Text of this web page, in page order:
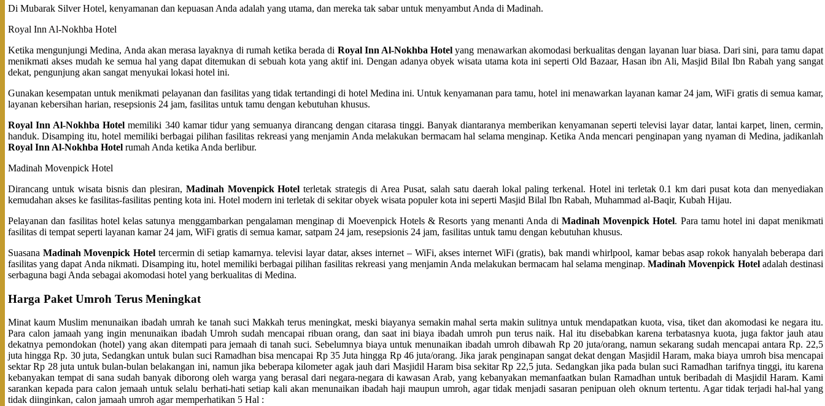
Di Mubarak Silver Hotel, kenyamanan dan kepuasan Anda adalah yang utama, dan mereka tak sabar untuk menyambut Anda di Madinah.
Royal Inn Al-Nokhba Hotel
Ketika mengunjungi Medina, Anda akan merasa layaknya di rumah ketika berada di Royal Inn Al-Nokhba Hotel yang menawarkan akomodasi berkualitas dengan layanan luar biasa. Dari sini, para tamu dapat
menikmati akses mudah ke semua hal yang dapat ditemukan di sebuah kota yang aktif ini. Dengan adanya obyek wisata utama kota ini seperti Old Bazaar, Hasan ibn Ali, Masjid Bilal Ibn Rabah yang sangat
dekat, pengunjung akan sangat menyukai lokasi hotel ini.
Gunakan kesempatan untuk menikmati pelayanan dan fasilitas yang tidak tertandingi di hotel Medina ini. Untuk kenyamanan para tamu, hotel ini menawarkan layanan kamar 24 jam, WiFi gratis di semua kamar,
layanan kebersihan harian, resepsionis 24 jam, fasilitas untuk tamu dengan kebutuhan khusus.
Royal Inn Al-Nokhba Hotel memiliki 340 kamar tidur yang semuanya dirancang dengan citarasa tinggi. Banyak diantaranya memberikan kenyamanan seperti televisi layar datar, lantai karpet, linen, cermin,
handuk. Disamping itu, hotel memiliki berbagai pilihan fasilitas rekreasi yang menjamin Anda melakukan bermacam hal selama menginap. Ketika Anda mencari penginapan yang nyaman di Medina, jadikanlah
Royal Inn Al-Nokhba Hotel rumah Anda ketika Anda berlibur.
Madinah Movenpick Hotel
Dirancang untuk wisata bisnis dan plesiran, Madinah Movenpick Hotel terletak strategis di Area Pusat, salah satu daerah lokal paling terkenal. Hotel ini terletak 0.1 km dari pusat kota dan menyediakan
kemudahan akses ke fasilitas-fasilitas penting kota ini. Hotel modern ini terletak di sekitar obyek wisata populer kota ini seperti Masjid Bilal Ibn Rabah, Muhammad al-Baqir, Kubah Hijau.
Pelayanan dan fasilitas hotel kelas satunya menggambarkan pengalaman menginap di Moevenpick Hotels & Resorts yang menanti Anda di Madinah Movenpick Hotel. Para tamu hotel ini dapat menikmati
fasilitas di tempat seperti layanan kamar 24 jam, WiFi gratis di semua kamar, satpam 24 jam, resepsionis 24 jam, fasilitas untuk tamu dengan kebutuhan khusus.
Suasana Madinah Movenpick Hotel tercermin di setiap kamarnya. televisi layar datar, akses internet – WiFi, akses internet WiFi (gratis), bak mandi whirlpool, kamar bebas asap rokok hanyalah beberapa dari
fasilitas yang dapat Anda nikmati. Disamping itu, hotel memiliki berbagai pilihan fasilitas rekreasi yang menjamin Anda melakukan bermacam hal selama menginap.Madinah Movenpick Hoteladalah destinasi
serbaguna bagi Anda sebagai akomodasi hotel yang berkualitas di Medina.
Harga Paket Umroh Terus Meningkat
Minat kaum Muslim menunaikan ibadah umrah ke tanah suci Makkah terus meningkat, meski biayanya semakin mahal serta makin sulitnya untuk mendapatkan kuota, visa, tiket dan akomodasi ke negara itu.
Para calon jamaah yang ingin menunaikan ibadah Umroh sudah mencapai ribuan orang, dan saat ini biaya ibadah umroh pun terus naik. Hal itu disebabkan karena terbatasnya kuota, juga faktor jauh atau
dekatnya pemondokan (hotel) yang akan ditempati para jemaah di tanah suci. Sebelumnya biaya untuk menunaikan ibadah umroh dibawah Rp 20 juta/orang, namun sekarang sudah mencapai antara Rp. 22,5
juta hingga Rp. 30 juta, Sedangkan untuk bulan suci Ramadhan bisa mencapai Rp 35 Juta hingga Rp 46 juta/orang. Jika jarak penginapan sangat dekat dengan Masjidil Haram, maka biaya umroh bisa mencapai
sektar Rp 28 juta untuk bulan-bulan belakangan ini, namun jika beberapa kilometer agak jauh dari Masjidil Haram bisa sekitar Rp 22,5 juta. Sedangkan jika pada bulan suci Ramadhan tarifnya tinggi, itu karena
kebanyakan tempat di sana sudah banyak diborong oleh warga yang berasal dari negara-negara di kawasan Arab, yang kebanyakan memanfaatkan bulan Ramadhan untuk beribadah di Masjidil Haram. Kami
sarankan kepada para calon jemaah untuk selalu berhati-hati setiap kali akan menunaikan ibadah haji maupun umroh, agar tidak menjadi sasaran penipuan oleh oknum tertentu. Agar tidak terjadi hal-hal yang
tidak diinginkan, calon jamaah umroh agar memperhatikan 5 Hal :